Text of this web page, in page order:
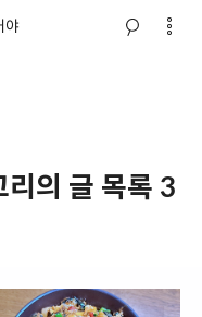
야
의 글 목록 3